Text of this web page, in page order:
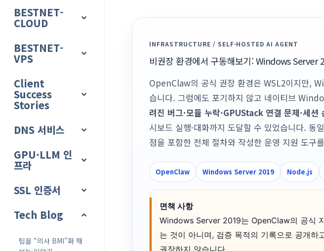
BESTNET-
CLOUD
BESTNET-
VPS
Client
Success
Stories
DNS 서비스
GPU·LLM 인
프라
SSL 인증서
Tech Blog
팀을 “의사 BMI”화 해
INFRASTRUCTURE / SELF-HOSTED AI AGENT
비권장 환경에서 구동해보기: Windows Server
OpenClaw의 공식 권장 환경은 WSL2이지만,
습니다. 그럼에도 포기하지 않고 네이티브
려진 버그·모듈 누락·GPUStack 연결 문제·세션
시보드 실행·대화까지 도달할 수 있었습니다. 동
점을 포함한 전체 절차와 작성한 운영 지원 도구
OpenClaw Windows Server 2019 Node.js
면책 사항
Windows Server 2019는 OpenClaw의 공식
는 것이 아니며, 검증 목적의 기록으로 공개하